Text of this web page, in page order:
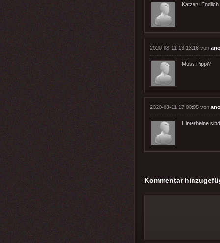
Katzen.
2020-08-11 13:13:16 von
Muss Pippi?
2020-08-11 17:00:05 von
Hinterbeine
Kommentar